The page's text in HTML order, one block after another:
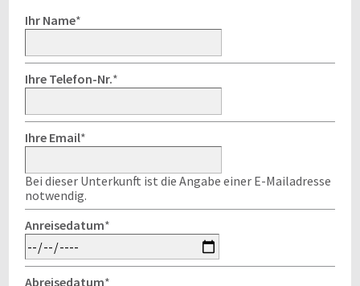
Ihr Name*
Ihre Telefon-Nr.*
Ihre Email*
Bei dieser Unterkunft ist die Angabe einer E-Mailadresse
notwendig.
Anreisedatum*
Abreisedatum*